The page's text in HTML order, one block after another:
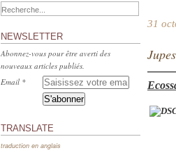
NEWSLETTER
Abonnez-vous pour être averti des
nouveaux articles publiés.
Email
TRANSLATE
traduction en anglais
31